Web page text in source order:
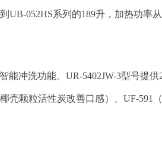
052HS系列的189升，加热功率
冲洗功能。UR-5402JW-3型号提供
壳颗粒活性炭改善口感）、UF-591